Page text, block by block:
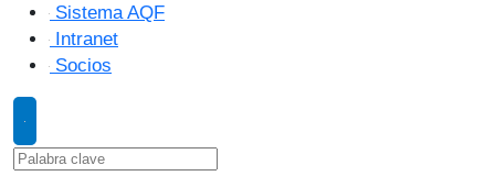
Sistema AQF
Intranet
Socios